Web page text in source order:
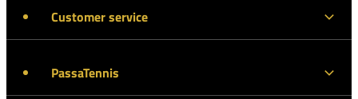
Customer service
PassaTennis